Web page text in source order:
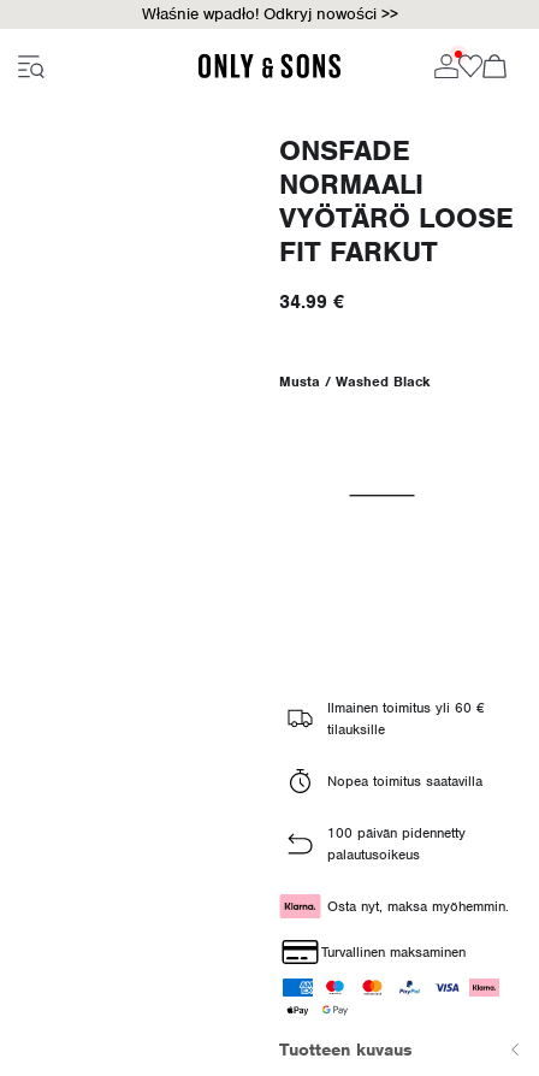
Właśnie wpadło! Odkryj nowości >>
ONSFADE
NORMAALI
VYÖTÄRÖ LOOSE
FIT FARKUT
34.99 €
Musta / Washed Black
Ilmainen toimitus yli 60 €
tilauksille
Nopea toimitus saatavilla
100 päivän pidennetty
palautusoikeus
Osta nyt, maksa myöhemmin.
Turvallinen maksaminen
Tuotteen kuvaus